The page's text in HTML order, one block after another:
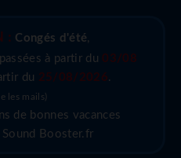
: Congés d'été,
à partir du 03/08
du 25/08/2026.
les mails)
de bonnes vacances
Sound Booster.fr